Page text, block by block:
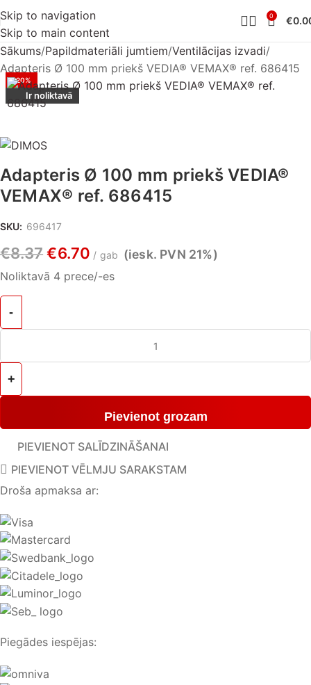
Skip to navigation
Skip to main content
0 €
Sākums Papildmateriāli jumtiem Ventilācijas izvadi
Adapteris Ø 100 mm priekš VEDIA® VEMAX® ref. 686415
-20%
Ir noliktavā
Adapteris Ø 100 mm priekš VEDIA®
VEMAX® ref. 686415
SKU: 696417
€8.37 €6.70 gab (iesk. PVN 21%)
Noliktavā 4 prece/-es
Pievienot grozam
Droša apmaksa ar:
Piegādes iespējas:
PIEVIENOT SALĪDZINĀŠANAI
PIEVIENOT VĒLMJU SARAKSTAM